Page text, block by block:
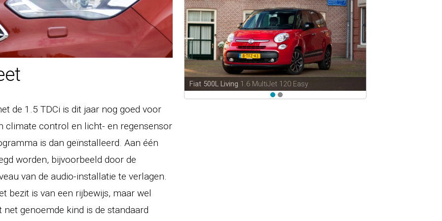
de 1.5 TDCi is dit jaar nog goed voor
climate control en licht- en regensensor
is dan geïnstalleerd. Aan één
worden, bijvoorbeeld door de
van de audio-installatie te verlagen.
bezit is van een rijbewijs, maar wel
genoemde kind is de standaard
Fiat 500L Living 1.6 MultiJet 120 Easy